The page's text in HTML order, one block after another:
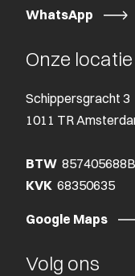
WhatsApp
Onze locatie
Schippersgracht 3
1011 TR
BTW
KVK 68350635
Google Maps
Volg ons